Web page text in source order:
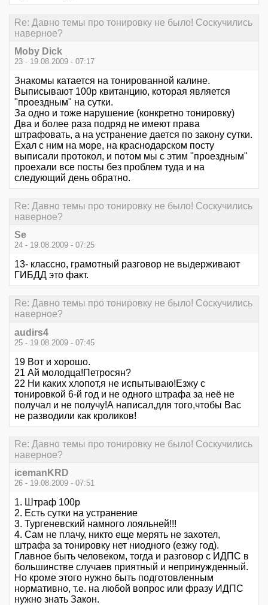
Re: Давно темы про тонировку не было! Соскучились
наверное?
Moby Dick
23 - 19.08.2009 - 07:17
Знакомы катается на тонированной калине.
Выписывают 100р квитанцию, которая является
"проездным" на сутки.
За одно и тоже нарушение (конкретно тонировку)
Два и более раза подряд не имеют права
штрафовать, а на устранение дается по закону сутки.
Ехал с ним на море, на краснодарском посту
выписали протокол, и потом мы с этим "проездным"
проехали все посты без проблем туда и на
следующий день обратно.
Re: Давно темы про тонировку не было! Соскучились
наверное?
Se
24 - 19.08.2009 - 07:25
13- классно, грамотный разговор не выдерживают
ГИБДД это факт.
Re: Давно темы про тонировку не было! Соскучились
наверное?
audirs4
25 - 19.08.2009 - 07:45
19 Вот и хорошо.
21 Ай молодца!Петросян?
22 Ни каких хлопот,я не испытываю!Езжу с
тонировкой 6-й год и не одного штрафа за неё не
получал и не получу!А написал,для того,чтобы Вас
не разводили как кроликов!
Re: Давно темы про тонировку не было! Соскучились
наверное?
icemanKRD
26 - 19.08.2009 - 07:51
1. Штраф 100р
2. Есть сутки на устранение
3. Тургеневский намного лояльней!!!
4. Сам не плачу, никто еще мерять не захотел,
штрафа за тонировку нет ниодного (езжу год).
Главное быть человеком, тогда и разговор с ИДПС в
большинстве случаев приятный и непринужденный.
Но кроме этого нужно быть подготовленным
нормативно, т.е. на любой вопрос или фразу ИДПС
нужно знать Закон.